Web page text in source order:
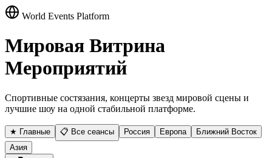
World Events Platform
Мировая Витрина
Мероприятий
Спортивные состязания, концерты звезд мировой сцены и
лучшие шоу на одной стабильной платформе.
★ Главные 📋 Все сеансы Россия Европа
Ближний Восток
Азия